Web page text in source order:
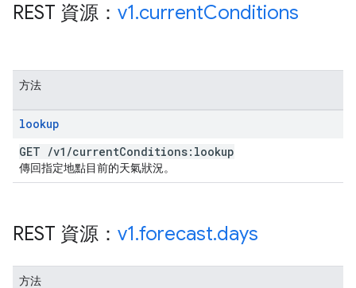
REST 資源： v1.currentConditions
方法
lookup
GET /v1 /currentConditions:lookup
傳回指定地點目前的天氣狀況。
REST 資源： v1.forecast.days
方法